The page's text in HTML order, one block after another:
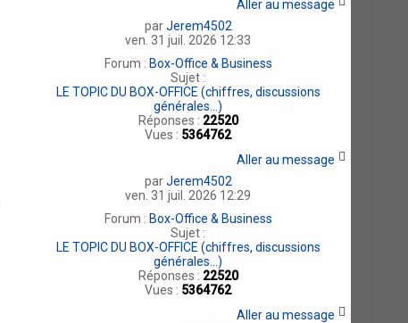
Aller au message
parJerem4502
ven. 31 juil. 2026 12:33
Forum : Box-Office & Business
Sujet :
LE TOPIC DU BOX-OFFICE (chiffres, discussions
générales...)
Réponses : 22520
Vues : 5364762
Aller au message
parJerem4502
ven. 31 juil. 2026 12:29
Forum : Box-Office & Business
Sujet :
LE TOPIC DU BOX-OFFICE (chiffres, discussions
générales...)
Réponses : 22520
Vues : 5364762
Aller au message